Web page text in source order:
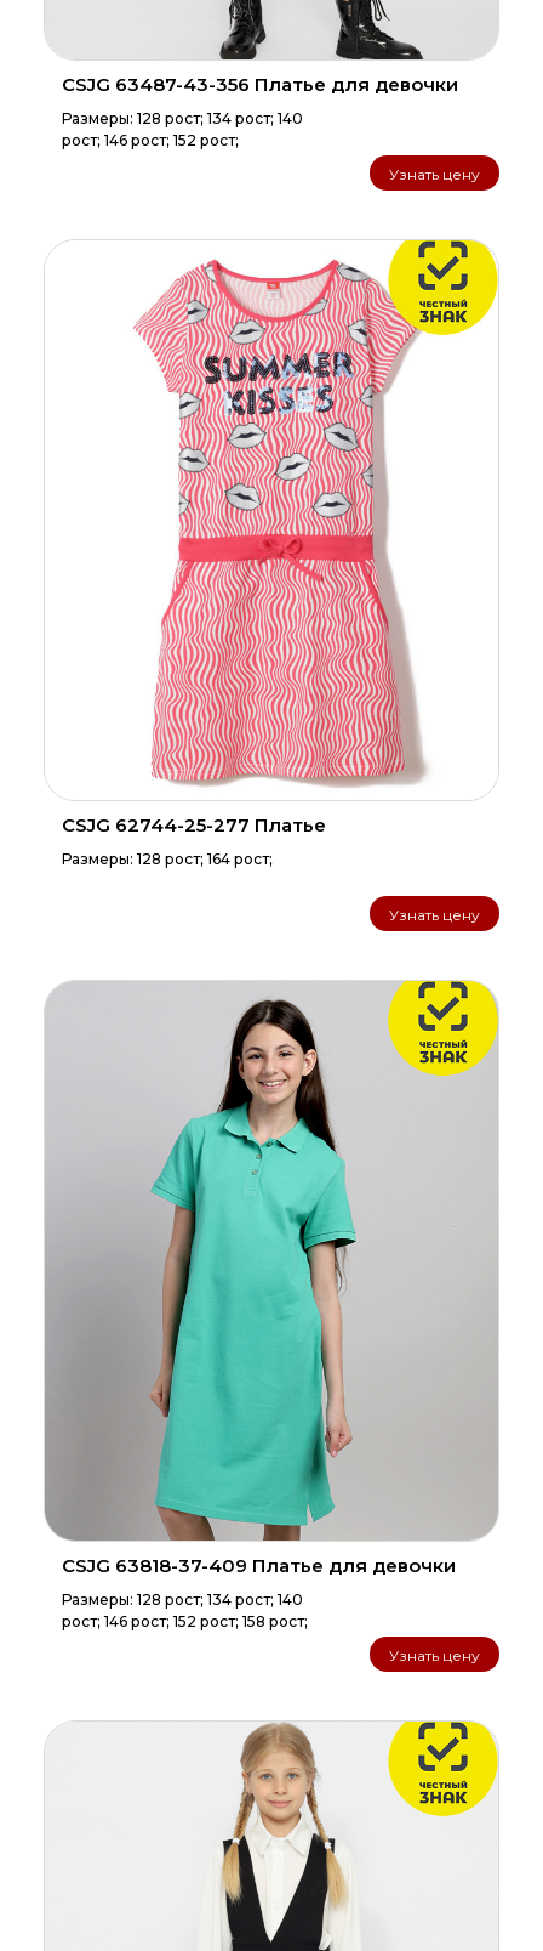
CSJG 63487-43-356 Платье для девочки
Размеры: 128 рост; 134 рост; 140
рост; 146 рост; 152 рост;
Узнать цену
CSJG 62744-25-277 Платье
Размеры: 128 рост; 164 рост;
Узнать цену
CSJG 63818-37-409 Платье для девочки
Размеры: 128 рост; 134 рост; 140
рост; 146 рост; 152 рост; 158 рост;
Узнать цену